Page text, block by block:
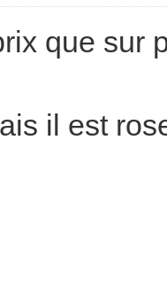
que sur
il est